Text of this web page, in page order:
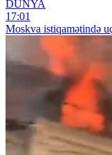
DÜNYA
17:01
Moskva istiqamətində